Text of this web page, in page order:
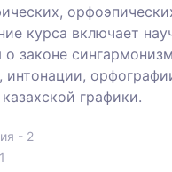
курса включает
законе
интонации,
графики.
- 2